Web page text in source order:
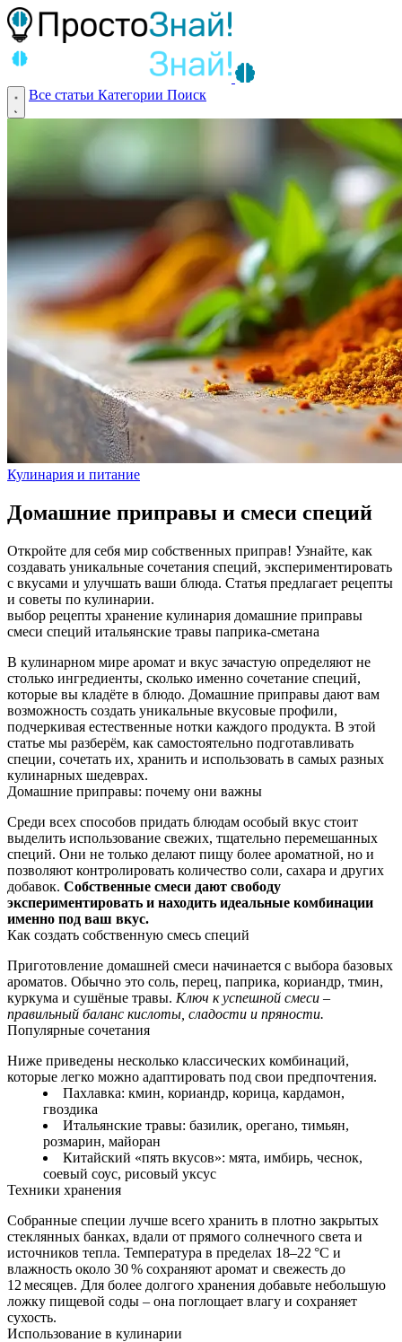
Все статьи Категории Поиск
Кулинария и питание
Домашние приправы и смеси специй
Откройте для себя мир собственных приправ! Узнайте, как
создавать уникальные сочетания специй, экспериментировать
с вкусами и улучшать ваши блюда. Статья предлагает рецепты
и советы по кулинарии.
выбор рецепты хранение кулинария домашние приправы
смеси специй итальянские травы паприка-сметана
В кулинарном мире аромат и вкус зачастую определяют не
столько ингредиенты, сколько именно сочетание специй,
которые вы кладёте в блюдо. Домашние приправы дают вам
возможность создать уникальные вкусовые профили,
подчеркивая естественные нотки каждого продукта. В этой
статье мы разберём, как самостоятельно подготавливать
специи, сочетать их, хранить и использовать в самых разных
кулинарных шедеврах.
Домашние приправы: почему они важны
Среди всех способов придать блюдам особый вкус стоит
выделить использование свежих, тщательно перемешанных
специй. Они не только делают пищу более ароматной, но и
позволяют контролировать количество соли, сахара и других
добавок. Собственные смеси дают свободу
экспериментировать и находить идеальные комбинации
именно под ваш вкус.
Как создать собственную смесь специй
Приготовление домашней смеси начинается с выбора базовых
ароматов. Обычно это соль, перец, паприка, кориандр, тмин,
куркума и сушёные травы. Ключ к успешной смеси –
правильный баланс кислоты, сладости и пряности.
Популярные сочетания
Ниже приведены несколько классических комбинаций,
которые легко можно адаптировать под свои предпочтения.
Пахлавка: кмин, кориандр, корица, кардамон,
гвоздика
Итальянские травы: базилик, орегано, тимьян,
розмарин, майоран
Китайский «пять вкусов»: мята, имбирь, чеснок,
соевый соус, рисовый уксус
Техники хранения
Собранные специи лучше всего хранить в плотно закрытых
стеклянных банках, вдали от прямого солнечного света и
источников тепла. Температура в пределах 18–22 °C и
влажность около 30 % сохраняют аромат и свежесть до
12 месяцев. Для более долгого хранения добавьте небольшую
ложку пищевой соды – она поглощает влагу и сохраняет
сухость.
Использование в кулинарии